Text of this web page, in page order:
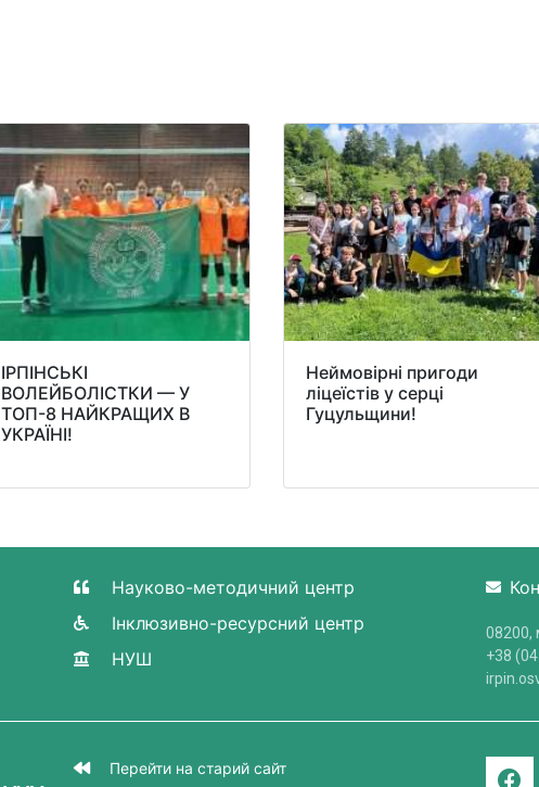
ІРПІНСЬКІ
ВОЛЕЙБОЛІСТКИ — У
ТОП-8 НАЙКРАЩИХ В
УКРАЇНІ!
Неймовірні пригоди
ліцеїстів у серці
Гуцульщини!
Науково-методичний центр
Інклюзивно-ресурсний центр
НУШ
08200,
+38
Перейти на старий сайт